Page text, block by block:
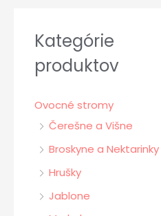
Kategórie
produktov
Ovocné stromy
Čerešne a Višne
Broskyne a Nektarinky
Hrušky
Jablone